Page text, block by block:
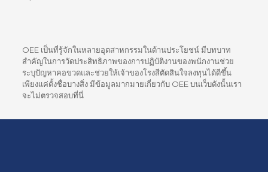
OEE เป็นที่รู้จักในหลายอุตสาหกรรมในด้านประโยชน์ มีบทบาท
สำคัญในการวัดประสิทธิภาพของการปฏิบัติงานของพนักงานช่วย
ระบุปัญหาคอขวดและช่วยให้เจ้าของโรงสีตัดสินใจลงทุนได้ดีขึ้น
เพียงแค่ตั้งชื่อบางสิ่ง มีข้อมูลมากมายเกี่ยวกับ OEE บนเว็บดังนั้นเรา
จะไม่ตรวจสอบที่นี่